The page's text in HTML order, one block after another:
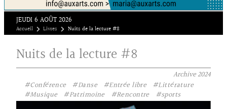
JEUDI 6 AOÛT 2026
Accueil Livres Nuits de la lecture #8
Nuits de la lecture #8
Archive2024
#Conférence
#Danse #Entrée libre
#Littérature
#Musique
#Patrimoine #Rencontre #sports